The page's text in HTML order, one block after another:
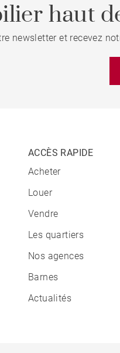
haut
newsletter et recevez
ACCÈS RAPIDE
Acheter
Louer
Vendre
Les quartiers
Nos agences
Barnes
Actualités